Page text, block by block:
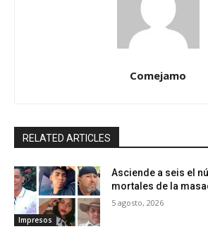
Comejamo
RELATED ARTICLES
Impresos
Asciende a seis el
mortales de la
5 agosto, 2026